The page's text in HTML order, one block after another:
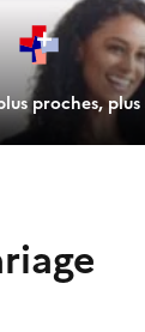
proches,